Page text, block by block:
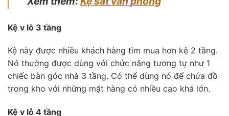
Kệ v lỗ 3 tầng
Kệ này được nhiều khách hàng tìm mua hơn kệ 2 tầng.
Nó thường được dùng với chức năng tương tự như 1
chiếc bàn góc nhà 3 tầng. Có thể dùng nó để chứa đồ
trong kho với những mặt hàng có nhiều cao khá lớn.
Kệ v lỗ 4 tầng